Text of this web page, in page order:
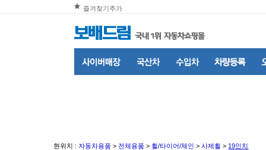
즐겨찾기추가
현위치 :자동차용품 > 전체용품 > 휠/타이어/체인 >사제휠 > 19인치